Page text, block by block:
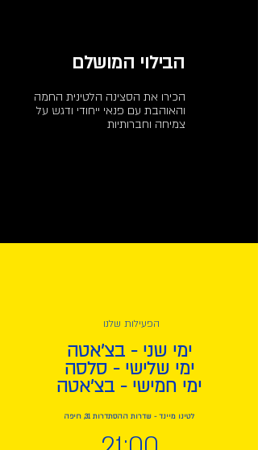
הבילוי המושלם
הכירו את הסצינה הלטינית החמה
והאוהבת עם פנאי ייחודי ודגש על
צמיחה וחברותיות
הפעילות שלנו
ימי שני - בצ'אטה
ימי שלישי - סלסה
ימי חמישי - בצ'אטה
לטינו מיינד - שדרות ההסתדרות 31, חיפה